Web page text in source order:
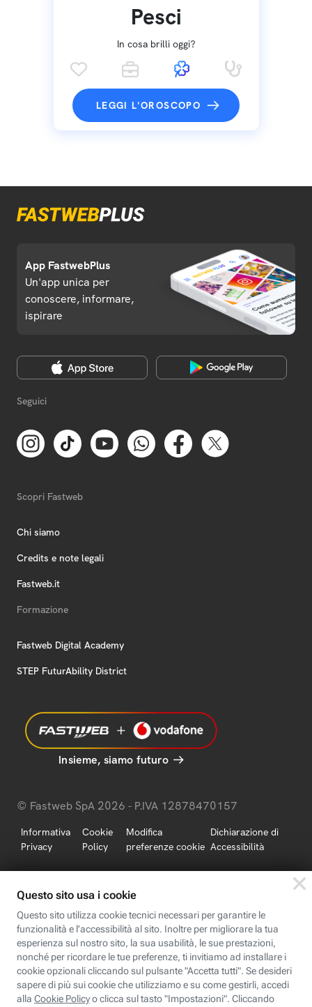
Pesci
In cosa brilli oggi?
LEGGI L'OROSCOPO
App FastwebPlus
Un'app unica per
conoscere, informare,
ispirare
Seguici
Scopri Fastweb
Chi siamo
Credits e note legali
Fastweb.it
Formazione
Fastweb Digital Academy
STEP FuturAbility District
Insieme, siamo futuro
© Fastweb SpA 2026 - P.IVA 12878470157
Informativa
Privacy
Cookie
Policy
Modifica
preferenze cookie
Dichiarazione di
Accessibilità